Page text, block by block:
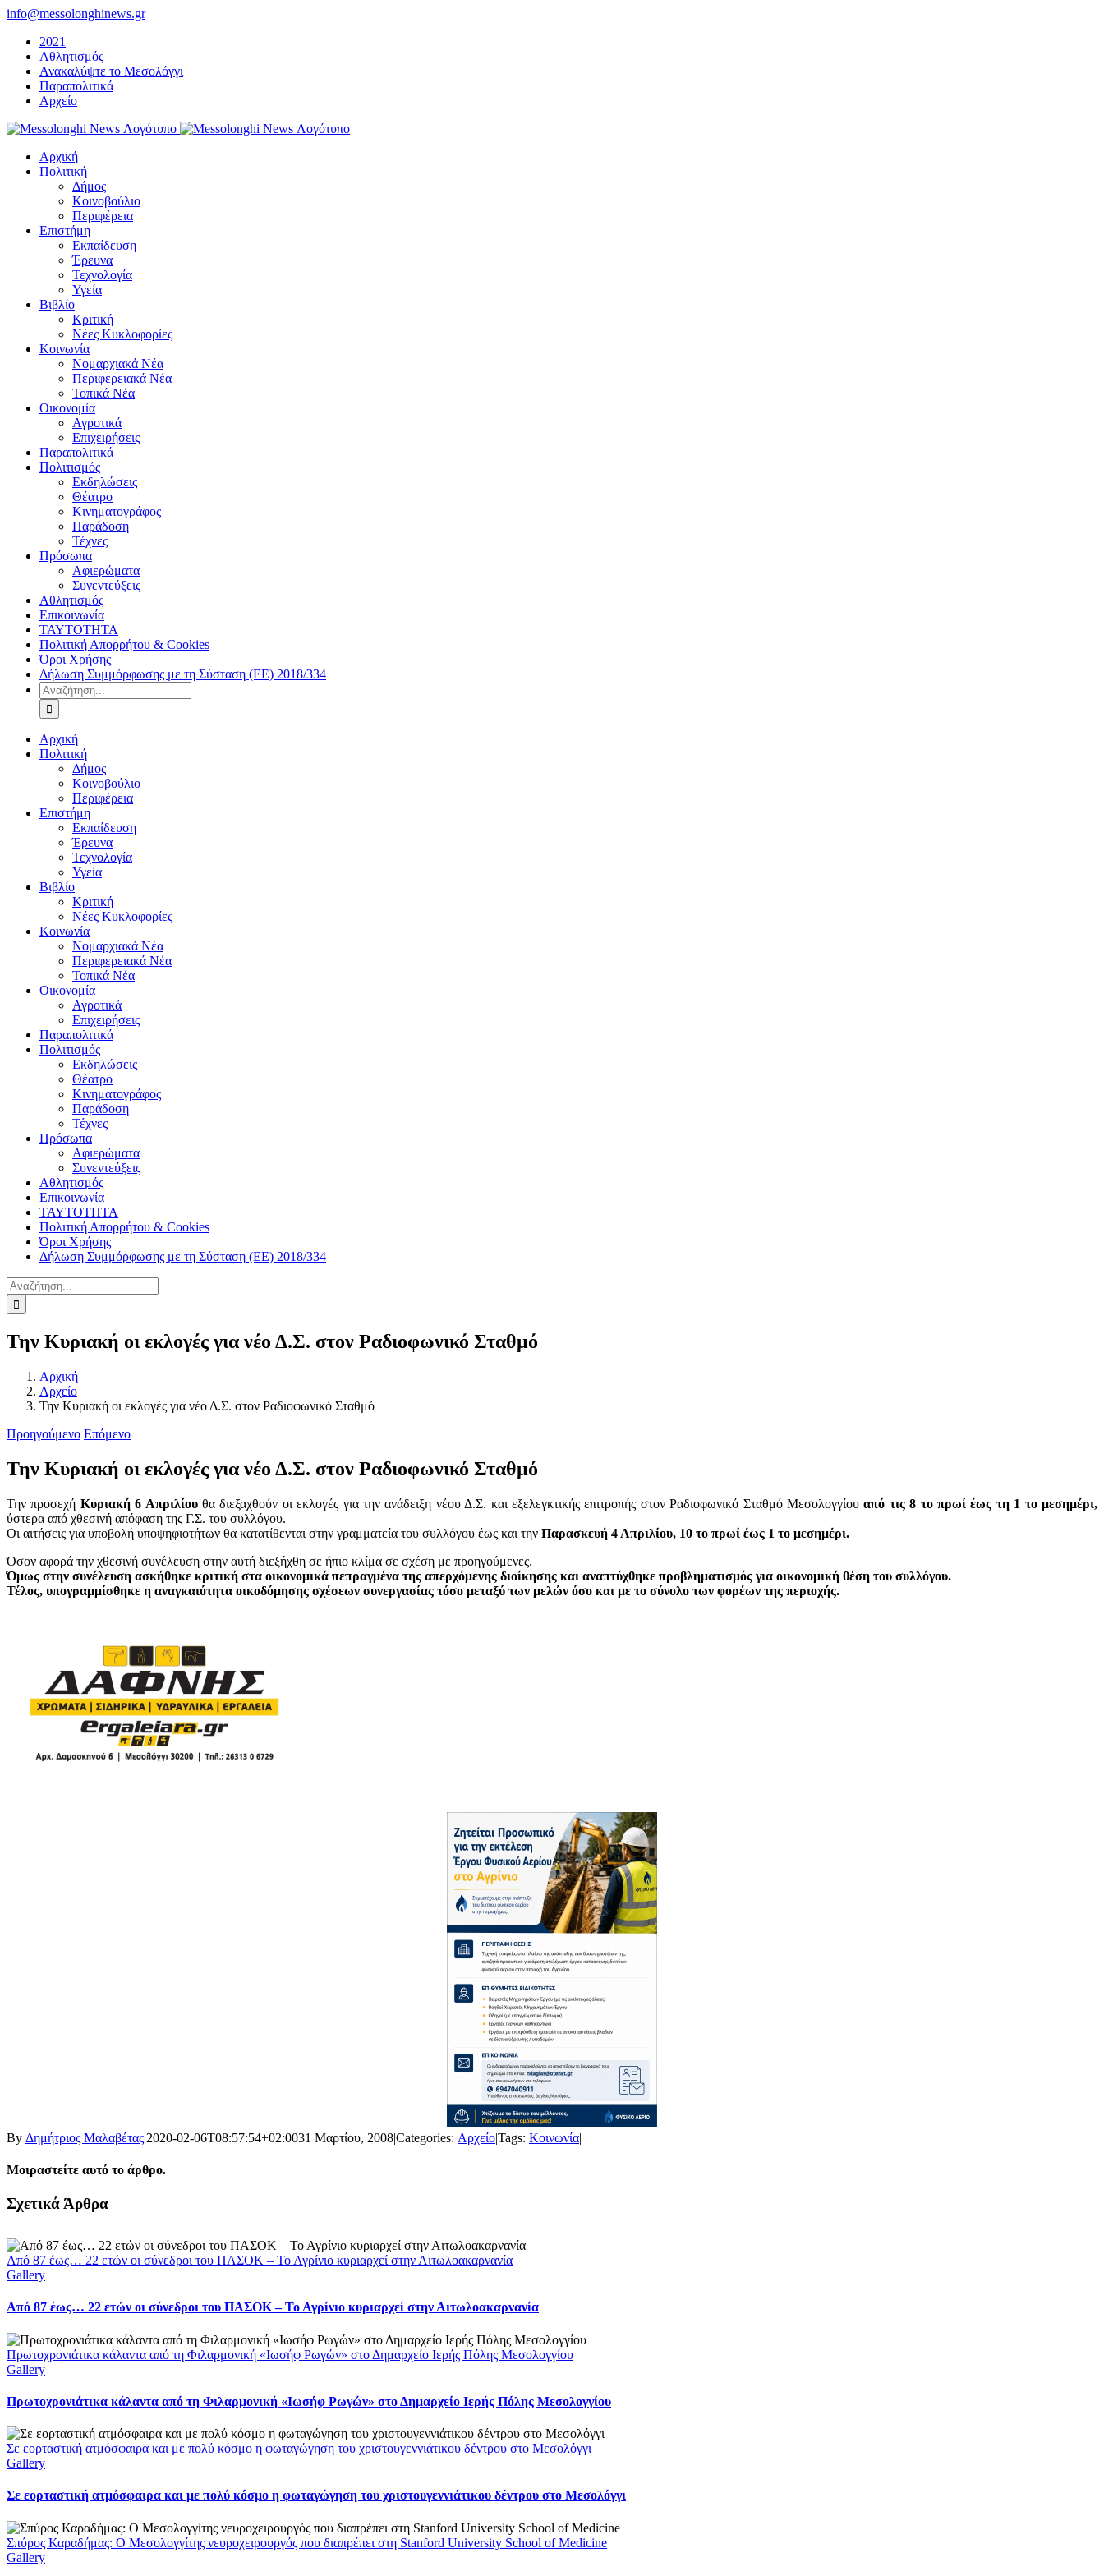
Μετάβαση
περιεχόμενο
info@messolonghinews.gr
2021
Αθλητισμός
Ανακαλύψτε το Μεσολόγγι
Παραπολιτικά
Αρχείο
Αρχική
Πολιτική
Δήμος
Κοινοβούλιο
Περιφέρεια
Επιστήμη
Εκπαίδευση
Έρευνα
Τεχνολογία
Υγεία
Βιβλίο
Κριτική
Νέες Κυκλοφορίες
Κοινωνία
Νομαρχιακά Νέα
Περιφερειακά Νέα
Τοπικά Νέα
Οικονομία
Αγροτικά
Επιχειρήσεις
Παραπολιτικά
Πολιτισμός
Εκδηλώσεις
Θέατρο
Κινηματογράφος
Παράδοση
Τέχνες
Πρόσωπα
Αφιερώματα
Συνεντεύξεις
Αθλητισμός
Επικοινωνία
ΤΑΥΤΟΤΗΤΑ
Πολιτική Απορρήτου & Cookies
Όροι Χρήσης
Δήλωση Συμμόρφωσης με τη Σύσταση (ΕΕ) 2018/334
Αναζήτηση
για:
Αρχική
Πολιτική
Δήμος
Κοινοβούλιο
Περιφέρεια
Επιστήμη
Εκπαίδευση
Έρευνα
Τεχνολογία
Υγεία
Βιβλίο
Κριτική
Νέες Κυκλοφορίες
Κοινωνία
Νομαρχιακά Νέα
Περιφερειακά Νέα
Τοπικά Νέα
Οικονομία
Αγροτικά
Επιχειρήσεις
Παραπολιτικά
Πολιτισμός
Εκδηλώσεις
Θέατρο
Κινηματογράφος
Παράδοση
Τέχνες
Πρόσωπα
Αφιερώματα
Συνεντεύξεις
Αθλητισμός
Επικοινωνία
ΤΑΥΤΟΤΗΤΑ
Πολιτική Απορρήτου & Cookies
Όροι Χρήσης
Δήλωση Συμμόρφωσης με τη Σύσταση (ΕΕ) 2018/334
Αναζήτηση
για:
Την Κυριακή οι εκλογές για νέο Δ.Σ. στον Ραδιοφωνικό Σταθμό
Αρχική
Αρχείο
Την Κυριακή οι εκλογές για νέο Δ.Σ. στον Ραδιοφωνικό Σταθμό
Προηγούμενο Επόμενο
Την Κυριακή οι εκλογές για νέο Δ.Σ. στον Ραδιοφωνικό Σταθμό
Την προσεχή Κυριακή 6 Απριλίουθα διεξαχθούν οι εκλογές για την ανάδειξη νέου Δ.Σ. και εξελεγκτικής επιτροπής στον Ραδιοφωνικό Σταθμό Μεσολογγίου από τις 8 το πρωί έως τη 1 το μεσημέρι,
ύστερα από χθεσινή απόφαση της Γ.Σ. του συλλόγου.
Οι αιτήσεις για υποβολή υποψηφιοτήτων θα κατατίθενται στην γραμματεία του συλλόγου έως και την Παρασκευή 4 Απριλίου, 10 το πρωί έως 1 το μεσημέρι.
Όσον αφορά την χθεσινή συνέλευση στην αυτή διεξήχθη σε ήπιο κλίμα σε σχέση με προηγούμενες.
Όμως στην συνέλευση ασκήθηκε κριτική στα οικονομικά πεπραγμένα της απερχόμενης διοίκησης και αναπτύχθηκε προβληματισμός για οικονομική θέση του συλλόγου.
Τέλος, υπογραμμίσθηκε η αναγκαιότητα οικοδόμησης σχέσεων συνεργασίας τόσο μεταξύ των μελών όσο και με το σύνολο των φορέων της περιοχής.
By Δημήτριος Μαλαβέτας|2020-02-06T08:57:54+02:0031 Μαρτίου, 2008|Categories: Αρχείο|Tags: Κοινωνία|
Μοιραστείτε αυτό το άρθρο.
Facebook
X
LinkedIn
WhatsApp
Email
Σχετικά Άρθρα
Από 87 έως… 22 ετών οι σύνεδροι του ΠΑΣΟΚ – Το Αγρίνιο κυριαρχεί στην Αιτωλοακαρνανία
Gallery
Από 87 έως… 22 ετών οι σύνεδροι του ΠΑΣΟΚ – Το Αγρίνιο κυριαρχεί στην Αιτωλοακαρνανία
Πρωτοχρονιάτικα κάλαντα από τη Φιλαρμονική «Ιωσήφ Ρωγών» στο Δημαρχείο Ιερής Πόλης Μεσολογγίου
Gallery
Πρωτοχρονιάτικα κάλαντα από τη Φιλαρμονική «Ιωσήφ Ρωγών» στο Δημαρχείο Ιερής Πόλης Μεσολογγίου
Σε εορταστική ατμόσφαιρα και με πολύ κόσμο η φωταγώγηση του χριστουγεννιάτικου δέντρου στο Μεσολόγγι
Gallery
Σε εορταστική ατμόσφαιρα και με πολύ κόσμο η φωταγώγηση του χριστουγεννιάτικου δέντρου στο Μεσολόγγι
Σπύρος Καραδήμας: Ο Μεσολογγίτης νευροχειρουργός που διαπρέπει στη Stanford University School of Medicine
Gallery